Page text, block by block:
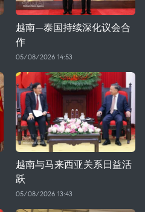
越南—泰国持续深化议会合
作
05/08/2026 14:53
越南与马来西亚关系日益活
跃
05/08/2026 13:43